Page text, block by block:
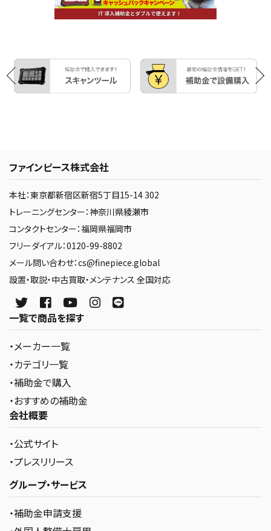
ファインピース株式会社
本社：東京都新宿区新宿5丁目15-14 302
トレーニングセンター：神奈川県綾瀬市
コンタクトセンター：福岡県福岡市
フリーダイアル：0120-99-8802
メール問い合わせ：cs@finepiece.global
設置・取説・中古買取・メンテナンス 全国対応
一覧で商品を探す
・メーカー一覧
・カテゴリ一覧
・補助金で購入
・おすすめの補助金
会社概要
・公式サイト
・プレスリリース
グループ・サービス
・補助金申請支援